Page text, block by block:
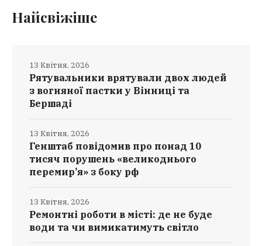
Найсвіжіше
Рятувальники врятували двох людей
з вогняної пастки у Вінниці та
Бершаді
13 Квітня, 2026
Генштаб повідомив про понад 10
тисяч порушень «великоднього
перемир’я» з боку рф
13 Квітня, 2026
Ремонтні роботи в місті: де не буде
води та чи вимикатимуть світло
13 Квітня, 2026